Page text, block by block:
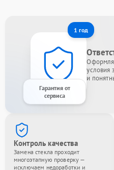
1 год
Гарантия от
сервиса
условия
и
Контроль качества
Замена стекла проходит
многоэтапную проверку —
исключаем недоработки и